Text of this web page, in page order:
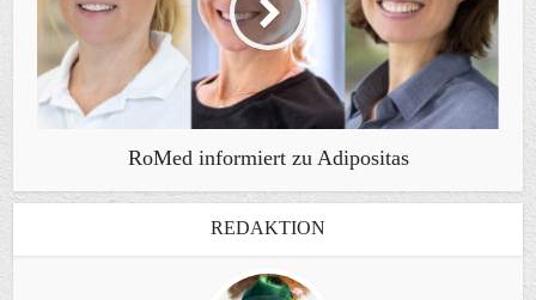
RoMed informiert zu Adipositas
REDAKTION